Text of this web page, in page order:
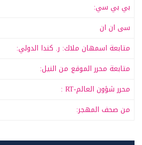
بي بي سي:
سى ان ان
متابعة اسمهان ملاك: ر. كندا الدولي:
متابعة محرر الموقع من النيل:
محرر شؤون العالم-RT :
من صحف المهجر: